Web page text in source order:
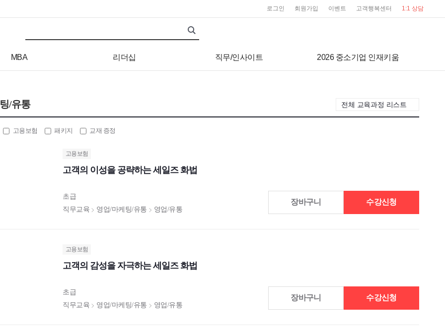
로그인 회원가입 이벤트 고객행복센터 1:1 상담
MBA 리더십 직무/인사이트 2026 중소기업 인재키움
/유통 전체 교육과정 리스트
고용보험 패키지 교재 증정
고용보험
고객의 이성을 공략하는 세일즈 화법
초급
직무교육
영업/마케팅/유통 영업/유통
장바구니 수강신청
고용보험
고객의 감성을 자극하는 세일즈 화법
초급
직무교육
영업/마케팅/유통 영업/유통
장바구니 수강신청